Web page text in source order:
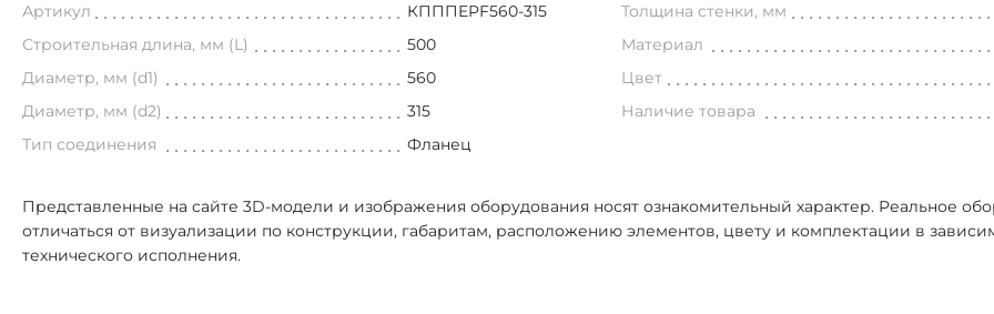
Артикул
КПППEPF560-315
Строительная длина, мм (L)
500
Диаметр, мм (d1)
560
Диаметр, мм (d2)
315
Тип соединения
Фланец
Толщина стенки, мм
Материал
Цвет
Наличие товара
Представленные на сайте 3D-модели и изображения оборудования носят ознакомительный характер. Реальное
отличаться от визуализации по конструкции, габаритам, расположению элементов, цвету и комплектации в
технического исполнения.